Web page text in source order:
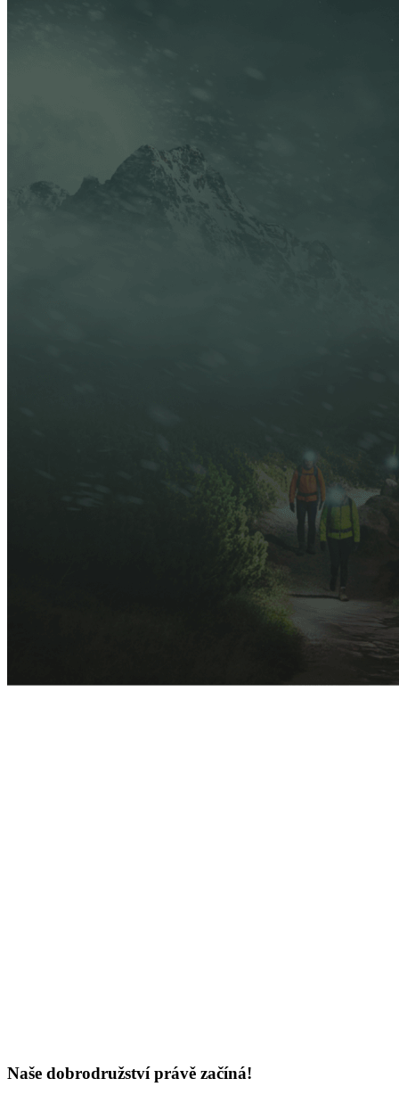
Naše dobrodružství právě začíná!